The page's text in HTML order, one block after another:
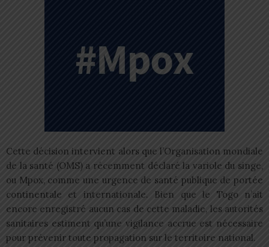
Cette décision intervient alors que l’Organisation mondiale
de la santé (OMS) a récemment déclaré la variole du singe,
ou Mpox, comme une urgence de santé publique de portée
continentale et internationale. Bien que le Togo n’ait
encore enregistré aucun cas de cette maladie, les autorités
sanitaires estiment qu’une vigilance accrue est nécessaire
pour prévenir toute propagation sur le territoire national.